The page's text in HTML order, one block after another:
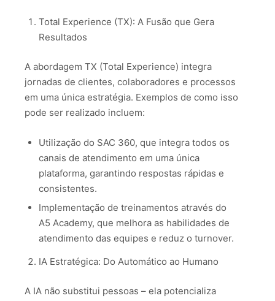
Total Experience (TX): A Fusão que Gera
Resultados
A abordagem TX (Total Experience) integra
jornadas de clientes, colaboradores e processos
em uma única estratégia. Exemplos de como isso
pode ser realizado incluem:
Utilização do SAC 360, que integra todos os
canais de atendimento em uma única
plataforma, garantindo respostas rápidas e
consistentes.
Implementação de treinamentos através do
A5 Academy, que melhora as habilidades de
atendimento das equipes e reduz o turnover.
IA Estratégica: Do Automático ao Humano
A IA não substitui pessoas – ela potencializa